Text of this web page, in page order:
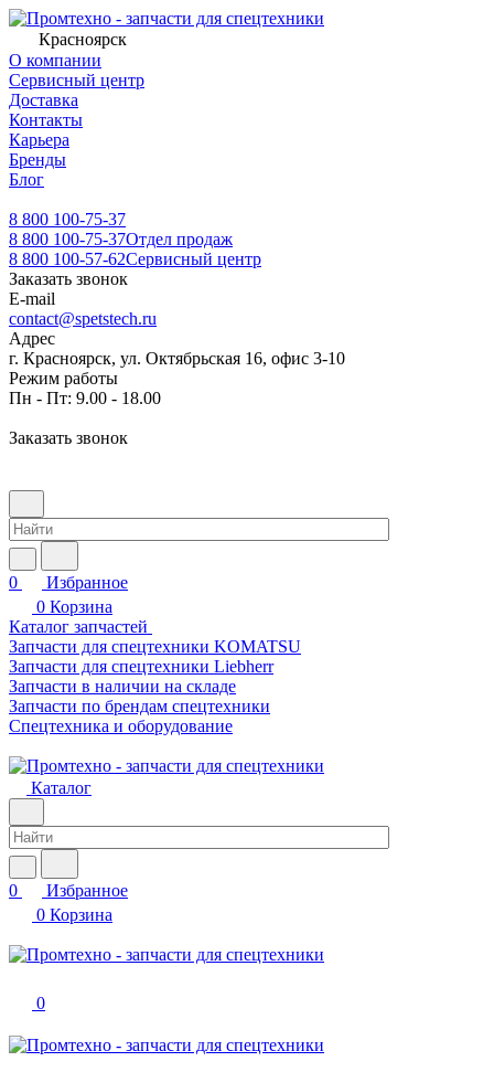
Красноярск
О компании
Сервисный центр
Доставка
Контакты
Карьера
Бренды
Блог
8 800 100-75-37
8 800 100-75-37Отдел продаж
8 800 100-57-62Сервисный центр
Заказать звонок
E-mail
contact@spetstech.ru
Адрес
г. Красноярск, ул. Октябрьская 16, офис 3-10
Режим работы
Пн - Пт: 9.00 - 18.00
Заказать звонок
0
Избранное
0 Корзина
Каталог запчастей
Запчасти для спецтехники KOMATSU
Запчасти для спецтехники Liebherr
Запчасти в наличии на складе
Запчасти по брендам спецтехники
Спецтехника и оборудование
Каталог
0
Избранное
0 Корзина
0